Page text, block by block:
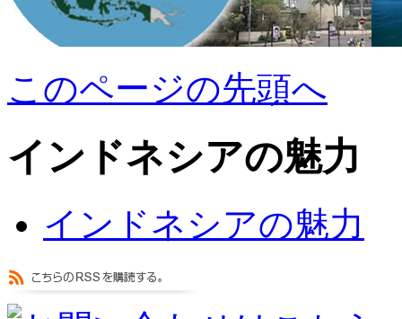
このページの先頭へ
インドネシアの魅力
インドネシアの魅力